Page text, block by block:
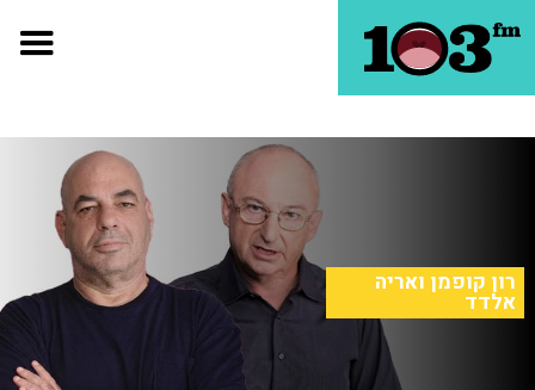
רון קופמן ואריה
אלדד